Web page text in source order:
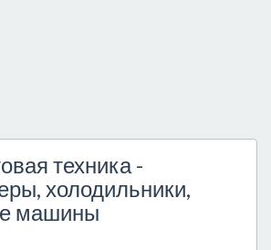
техника -
холодильники,
машины